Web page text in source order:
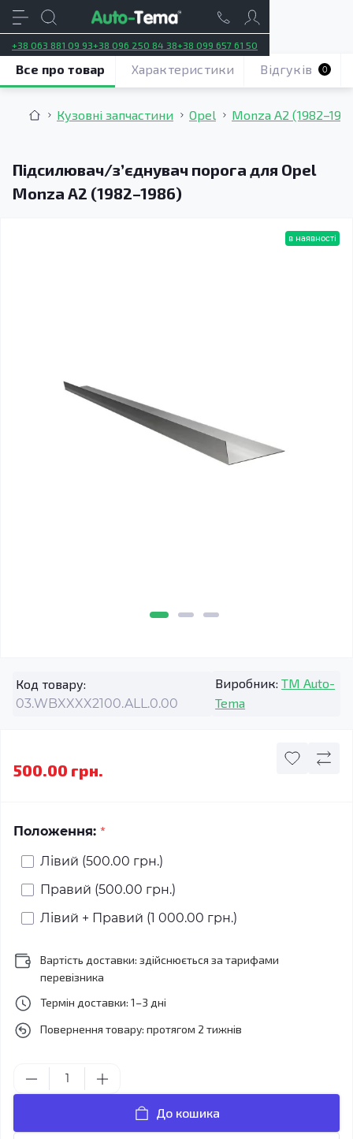
+38 063 881 09 93+38 096 250 84 38+38 099 657 61 50
Кузовні запчастини Opel Monza A2
Підсилювач/зʼєднувач порога для Opel
Monza A2 (1982–1986)
Все про товар Характеристики Відгуків 0
в наявності
Код товару:
03.WBXXXX2100.ALL.0.00
Виробник: TM Auto-
Tema
500.00 грн.
Положення: *
Лівий (500.00 грн.)
Правий (500.00 грн.)
Лівий + Правий (1 000.00 грн.)
Вартість доставки: здійснюється за тарифами
перевізника
Термін доставки: 1–3 дні
Повернення товару: протягом 2 тижнів
До кошика